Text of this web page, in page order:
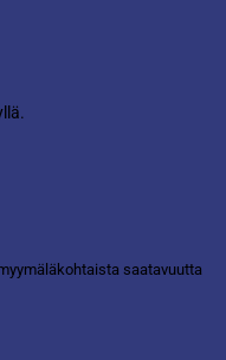
saatavuutta